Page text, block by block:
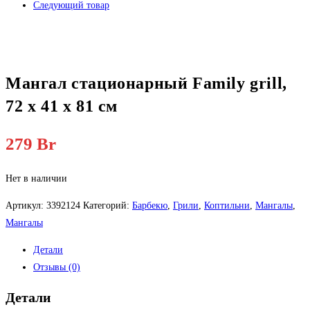
Следующий товар
Мангал стационарный Family grill,
72 х 41 х 81 см
279 Br
Нет в наличии
Артикул: 3392124 Категорий: Барбекю, Грили, Коптильни, Мангалы,
Мангалы
Детали
Отзывы (0)
Детали